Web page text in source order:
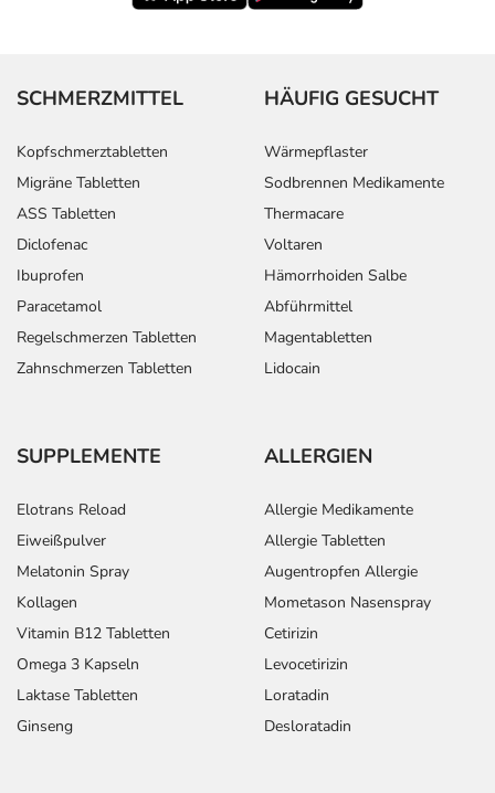
SCHMERZMITTEL
Kopfschmerztabletten
Migräne Tabletten
ASS Tabletten
Diclofenac
Ibuprofen
Paracetamol
Regelschmerzen Tabletten
Zahnschmerzen Tabletten
HÄUFIG GESUCHT
Wärmepflaster
Sodbrennen Medikamente
Thermacare
Voltaren
Hämorrhoiden Salbe
Abführmittel
Magentabletten
Lidocain
SUPPLEMENTE
Elotrans Reload
Eiweißpulver
Melatonin Spray
Kollagen
Vitamin B12 Tabletten
Omega 3 Kapseln
Laktase Tabletten
Ginseng
ALLERGIEN
Allergie Medikamente
Allergie Tabletten
Augentropfen Allergie
Mometason Nasenspray
Cetirizin
Levocetirizin
Loratadin
Desloratadin